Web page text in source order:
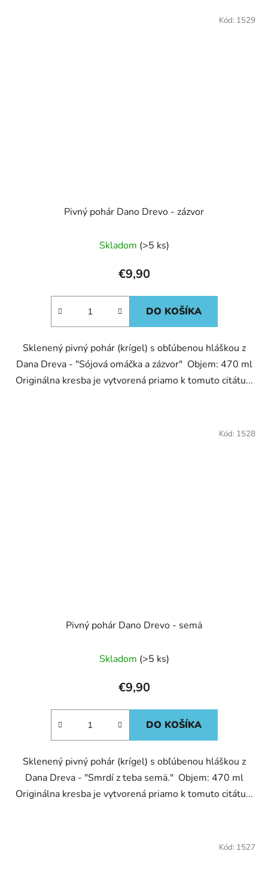
Pivný pohár Dano Drevo - zázvor
Skladom (>5 ks)
€9,90
DO KOŠÍKA
Sklenený pivný pohár (krígel) s obľúbenou hláškou z
Dana Dreva - "Sójová omáčka a zázvor" Objem: 470 ml
Originálna kresba je vytvorená priamo k tomuto citátu...
Kód: 1529
Pivný pohár Dano Drevo - semä
Skladom (>5 ks)
€9,90
DO KOŠÍKA
Sklenený pivný pohár (krígel) s obľúbenou hláškou z
Dana Dreva - "Smrdí z teba semä." Objem: 470 ml
Originálna kresba je vytvorená priamo k tomuto citátu...
Kód: 1528
Kód: 1527